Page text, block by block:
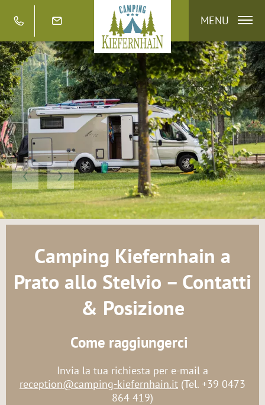
MENU
Camping Kiefernhain a
Prato allo Stelvio – Contatti
& Posizione
Come raggiungerci
Invia la tua richiesta per e-mail a
reception@camping-kiefernhain.it (Tel. +39 0473
864 419)